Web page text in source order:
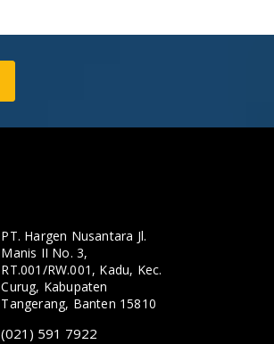
PT. Hargen Nusantara Jl.
Manis II No. 3,
RT.001/RW.001, Kadu, Kec.
Curug, Kabupaten
Tangerang, Banten 15810
(021) 591 7922